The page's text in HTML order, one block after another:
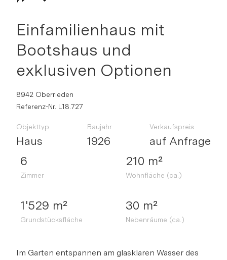
Einfamilienhaus mit
Bootshaus und
exklusiven Optionen
8942 Oberrieden
Referenz-Nr. L18.727
Objekttyp
Haus
Baujahr
1926
Verkaufspreis
auf Anfrage
6
Zimmer
210 m²
Wohnfläche (ca.)
1'529 m²
Grundstücksfläche
30 m²
Nebenräume (ca.)
Im Garten entspannen am glasklaren Wasser des